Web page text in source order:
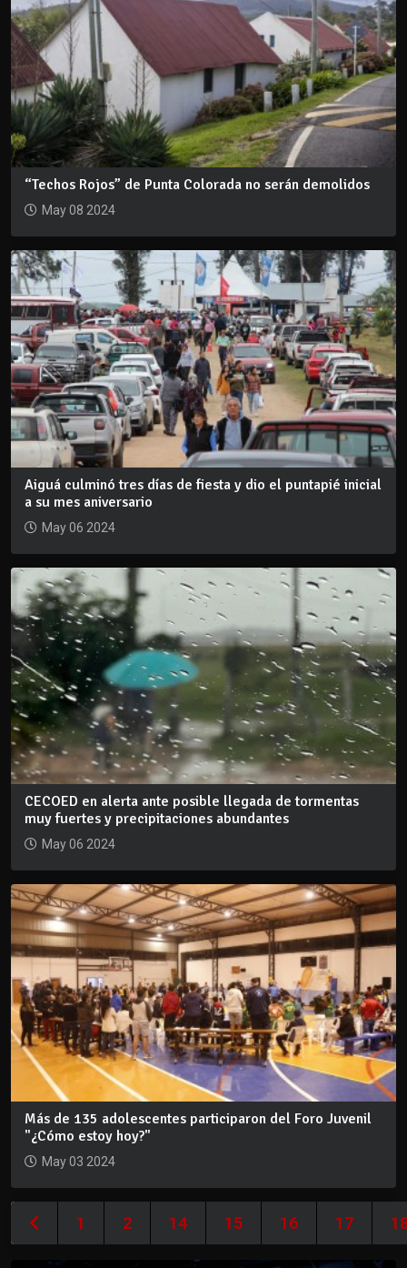
“Techos Rojos” de Punta Colorada no serán demolidos
May 08 2024
Aiguá culminó tres días de fiesta y dio el puntapié inicial
a su mes aniversario
May 06 2024
CECOED en alerta ante posible llegada de tormentas
muy fuertes y precipitaciones abundantes
May 06 2024
Más de 135 adolescentes participaron del Foro Juvenil
"¿Cómo estoy hoy?"
May 03 2024
1 2 14 15 16 17